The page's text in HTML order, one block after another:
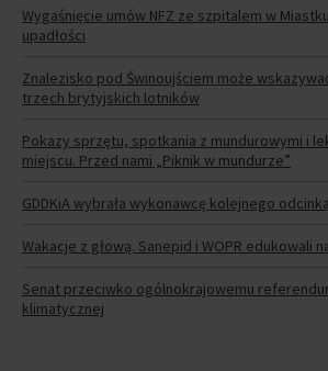
Wygaśnięcie umów NFZ ze szpitalem w
upadłości
Znalezisko pod Świnoujściem może
trzech brytyjskich lotników
Pokazy sprzętu, spotkania z mundurowymi i
miejscu. Przed nami „Piknik w mundurze”
GDDKiA wybrała wykonawcę kolejnego
Wakacje z głową. Sanepid i WOPR edukowali
Senat przeciwko ogólnokrajowemu
klimatycznej